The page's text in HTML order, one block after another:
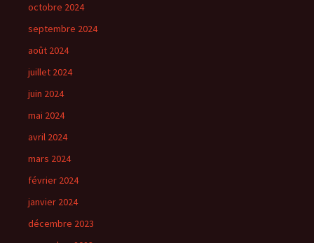
octobre 2024
septembre 2024
août 2024
juillet 2024
juin 2024
mai 2024
avril 2024
mars 2024
février 2024
janvier 2024
décembre 2023